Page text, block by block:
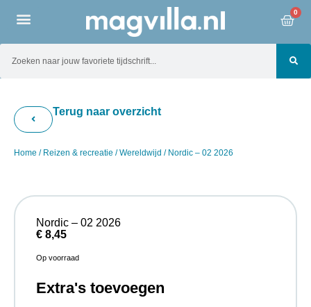
0
Terug naar overzicht
Home / Reizen & recreatie /Wereldwijd / Nordic – 02 2026
Nordic – 02 2026
€ 8,45
Op voorraad
Extra's toevoegen